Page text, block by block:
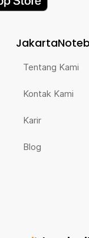
Tentang Kami
Kontak Kami
Karir
Blog